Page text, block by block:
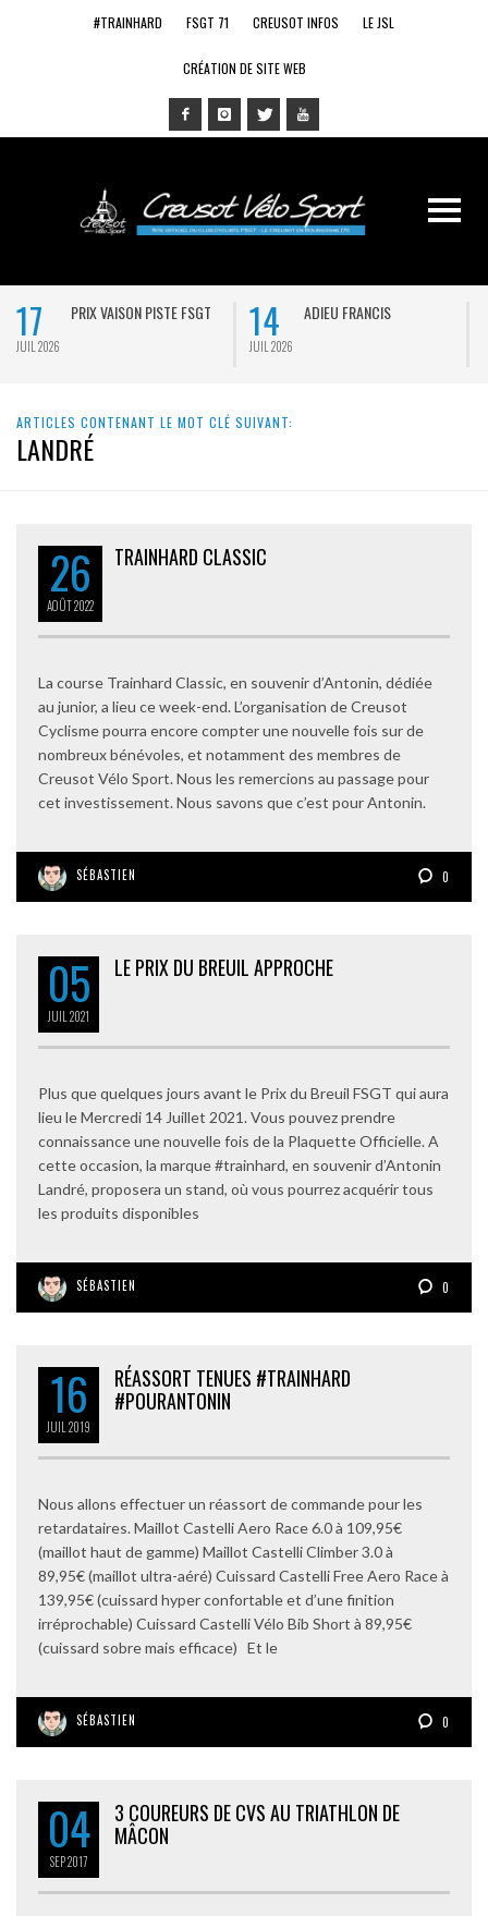
#TRAINHARD FSGT 71 CREUSOT INFOS LE JSL
CRÉATION DE SITE WEB
17
JUIL 2026
PRIX VAISON PISTE FSGT 14
JUIL 2026
ADIEU FRANCIS
ARTICLES CONTENANT LE MOT CLÉ SUIVANT:
LANDRÉ
26
AOÛT2022
TRAINHARD CLASSIC
La course Trainhard Classic, en souvenir d’Antonin, dédiée
au junior, a lieu ce week-end. L’organisation de Creusot
Cyclisme pourra encore compter une nouvelle fois sur de
nombreux bénévoles, et notamment des membres de
Creusot Vélo Sport. Nous les remercions au passage pour
cet investissement. Nous savons que c’est pour Antonin.
SÉBASTIEN 0
05
JUIL 2021
LE PRIX DU BREUIL APPROCHE
Plus que quelques jours avant le Prix du Breuil FSGT qui aura
lieu le Mercredi 14 Juillet 2021. Vous pouvez prendre
connaissance une nouvelle fois de la Plaquette Officielle. A
cette occasion, la marque #trainhard, en souvenir d’Antonin
Landré, proposera un stand, où vous pourrez acquérir tous
les produits disponibles
SÉBASTIEN 0
16
JUIL 2019
RÉASSORT TENUES #TRAINHARD
#POURANTONIN
Nous allons effectuer un réassort de commande pour les
retardataires. Maillot Castelli Aero Race 6.0 à 109,95€
(maillot haut de gamme) Maillot Castelli Climber 3.0 à
89,95€ (maillot ultra-aéré) Cuissard Castelli Free Aero Race à
139,95€ (cuissard hyper confortable et d’une finition
irréprochable) Cuissard Castelli Vélo Bib Short à 89,95€
(cuissard sobre mais efficace) Et le
SÉBASTIEN 0
04
SEP2017
3 COUREURS DE CVS AU TRIATHLON DE
MÂCON